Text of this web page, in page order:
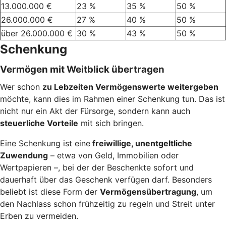
13.000.000 €
23 % 35 %
50 %
26.000.000 €
27 % 40 %
50 %
über 26.000.000 € 30 % 43 % 50 %
Schenkung
Vermögen mit Weitblick übertragen
Wer schon zu Lebzeiten Vermögenswerte weitergeben
möchte, kann dies im Rahmen einer Schenkung tun. Das ist
nicht nur ein Akt der Fürsorge, sondern kann auch
steuerliche Vorteile mit sich bringen.
Eine Schenkung ist eine freiwillige, unentgeltliche
Zuwendung – etwa von Geld, Immobilien oder
Wertpapieren –, bei der der Beschenkte sofort und
dauerhaft über das Geschenk verfügen darf. Besonders
beliebt ist diese Form der Vermögensübertragung, um
den Nachlass schon frühzeitig zu regeln und Streit unter
Erben zu vermeiden.